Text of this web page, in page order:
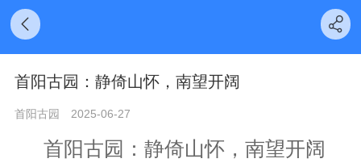
首阳古园：静倚山怀，南望开阔
首阳古园 2025-06-27
首阳古园 ：静倚山怀，南望开阔